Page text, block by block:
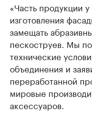
«Часть продукции
изготовления
замещать
пескоструев. Мы
технические
объединения и
переработанной
мировые
аксессуаров.